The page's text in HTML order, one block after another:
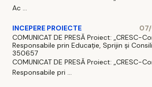
Ac ...
INCEPERE PROIECTE
COMUNICAT DE PRESĂ Proiect: „CRESC-
Responsabile prin Educație, Sprijin și
350657
COMUNICAT DE PRESĂ Proiect: „CRESC-
Responsabile pri ...